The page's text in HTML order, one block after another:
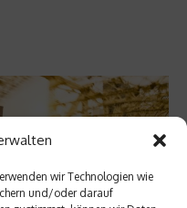
wir Technologien wie
und/oder darauf